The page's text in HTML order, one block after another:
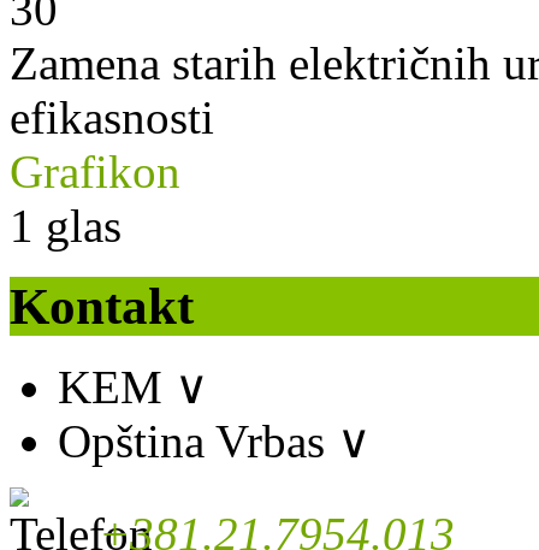
Zamena starih električnih
efikasnosti
Grafikon
1 glas
Kontakt
KEM ∨
Opština Vrbas ∨
+381.21.7954.013